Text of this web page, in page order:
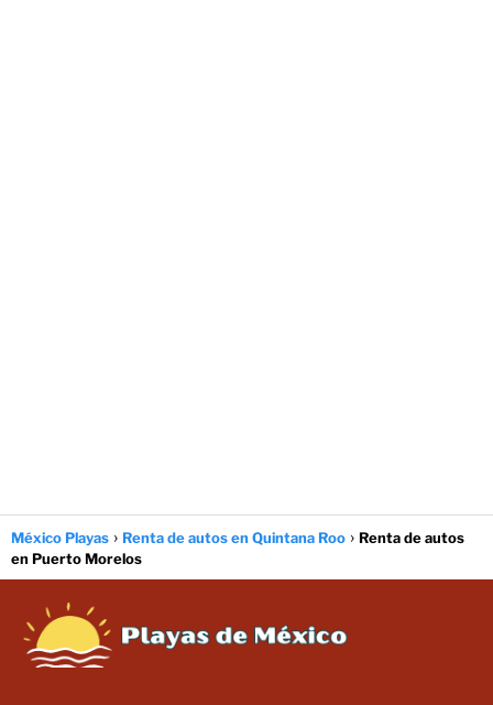
México Playas Renta de autos en Quintana Roo
Renta de autos
en Puerto Morelos